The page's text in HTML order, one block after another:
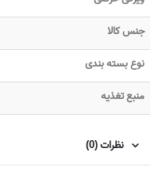
جنس کالا
نوع بسته بندی
منبع تغذیه
نظرات (0)